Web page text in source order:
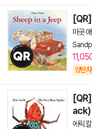
마곳
양탄
ack)
에릭 칼